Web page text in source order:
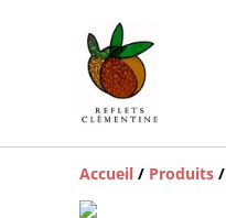
Accueil / Produits /